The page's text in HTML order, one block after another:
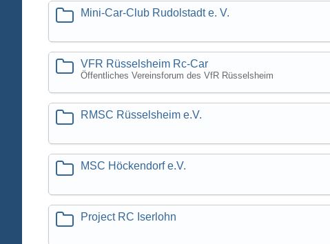
Mini-Car-Club Rudolstadt e. V.
VFR Rüsselsheim Rc-Car
Öffentliches Vereinsforum des VfR Rüsselsheim
RMSC Rüsselsheim e.V.
MSC Höckendorf e.V.
Project RC Iserlohn